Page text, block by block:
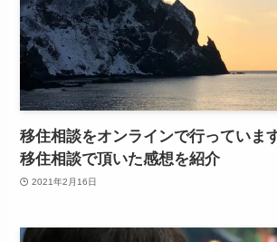
移住相談をオンラインで行っていま
移住相談で頂いた感想を紹介
2021年2月16日